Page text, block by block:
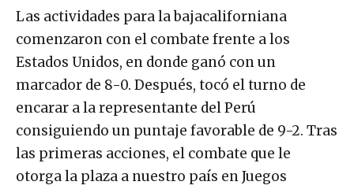
Las actividades para la bajacaliforniana
comenzaron con el combate frente a los
Estados Unidos, en donde ganó con un
marcador de 8-0. Después, tocó el turno de
encarar a la representante del Perú
consiguiendo un puntaje favorable de 9-2. Tras
las primeras acciones, el combate que le
otorga la plaza a nuestro país en Juegos